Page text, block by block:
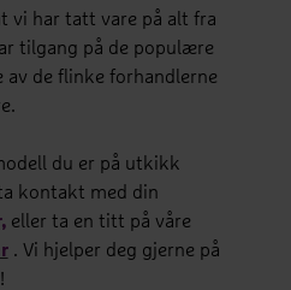
vi har tatt vare på alt fra
tilgang på de populære
av de flinke forhandlerne
du er på utkikk
kontakt med din
eller ta en titt på våre
. Vi hjelper deg gjerne på